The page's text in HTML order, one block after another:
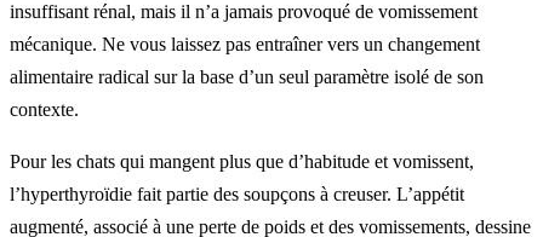
insuffisant rénal, mais il n’a jamais provoqué de vomissement
mécanique. Ne vous laissez pas entraîner vers un changement
alimentaire radical sur la base d’un seul paramètre isolé de son
contexte.
Pour les chats qui mangent plus que d’habitude et vomissent,
l’hyperthyroïdie fait partie des soupçons à creuser. L’appétit
augmenté, associé à une perte de poids et des vomissements, dessine